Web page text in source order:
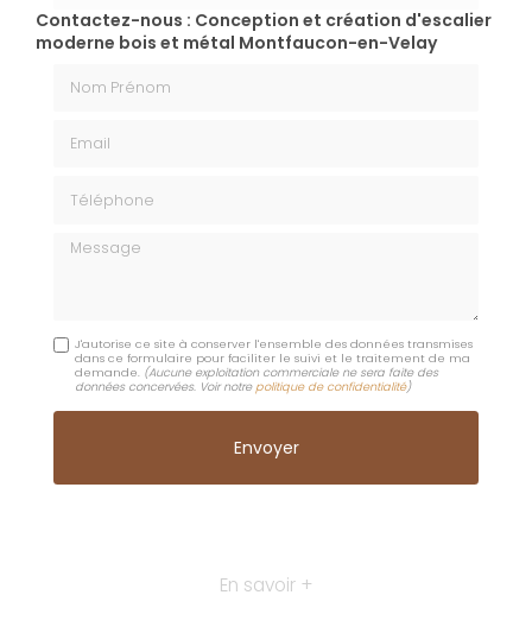
Contactez-nous : Conception et création d'escalier
moderne bois et métal Montfaucon-en-Velay
Message
J'autorise ce site à conserver l'ensemble des données transmises
dans ce formulaire pour faciliter le suivi et le traitement de ma
demande. (Aucune exploitation commerciale ne sera faite des
données concervées. Voir notre politique de confidentialité)
En savoir +